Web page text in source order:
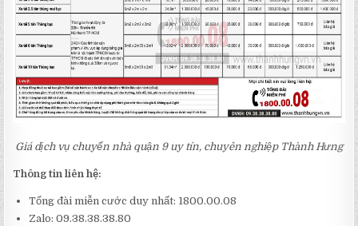
Giá dịch vụ chuyển nhà quận 9 uy tín, chuyên nghiệp Thành Hưng
Thông tin liên hệ:
Tổng đài miễn cước duy nhất: 1800.00.08
Zalo: 09.38.38.38.80